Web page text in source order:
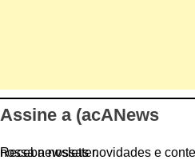
Assine a (acANews
Receba nossas novidades e conteúdos por e-mail. Assine nossa newsletter.